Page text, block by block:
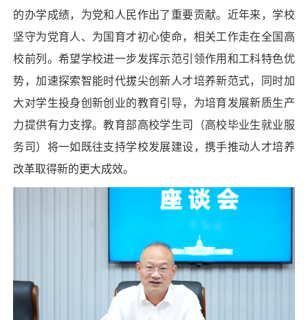
的办学成绩，为党和人民作出了重要贡献。近年来，学校
坚守为党育人、为国育才初心使命，相关工作走在全国高
校前列。希望学校进一步发挥示范引领作用和工科特色优
势，加速探索智能时代拔尖创新人才培养新范式，同时加
大对学生投身创新创业的教育引导，为培育发展新质生产
力提供有力支撑。教育部高校学生司（高校毕业生就业服
务司）将一如既往支持学校发展建设，携手推动人才培养
改革取得新的更大成效。